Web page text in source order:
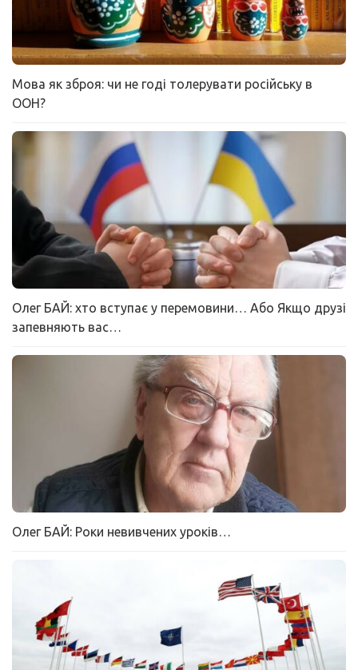
Мова як зброя: чи не годі толерувати російську в
ООН?
Олег БАЙ: хто вступає у перемовини… Або Якщо друзі
запевняють вас…
Олег БАЙ: Роки невивчених уроків…